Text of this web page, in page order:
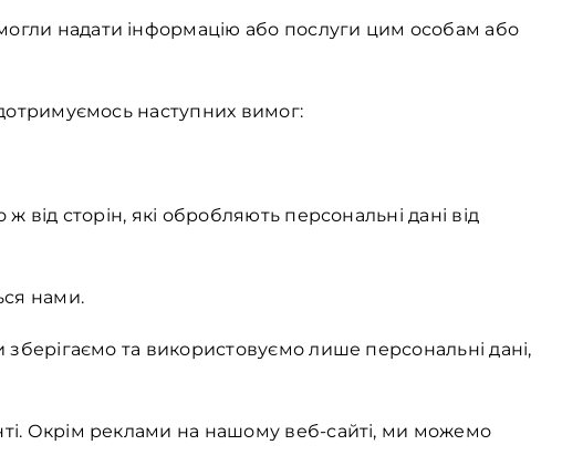
надати інформацію або послуги цим особам або
наступних вимог:
від сторін, які обробляють персональні дані від
нами.
та використовуємо лише персональні дані,
Окрім реклами на нашому веб-сайті, ми можемо